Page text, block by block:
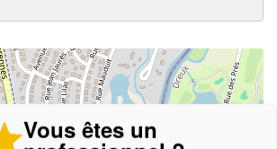
Vous êtes un